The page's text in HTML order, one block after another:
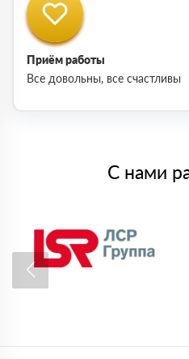
Приём работы
Все довольны, все счастливы
С нами